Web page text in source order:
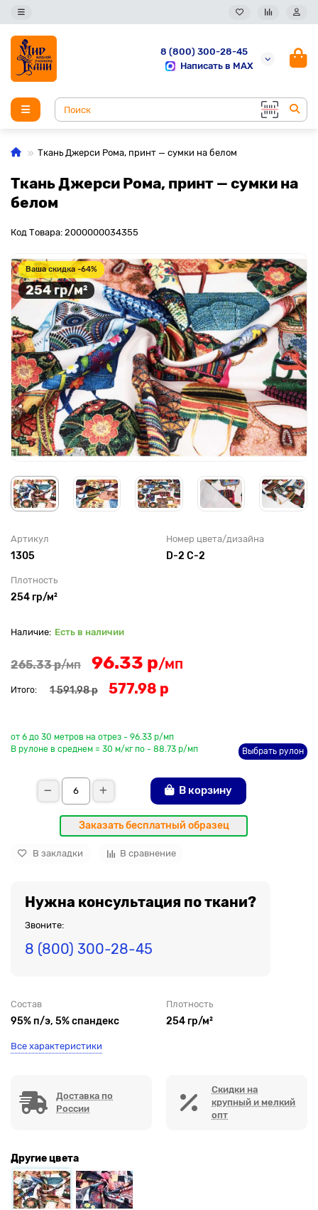
8 (800) 300-28-45
Написать в MAX
Ткань Джерси Рома, принт — сумки на белом
Ткань Джерси Рома, принт — сумки на
белом
Код Товара: 2000000034355
Ваша скидка -64%
254 гр/м²
Артикул
1305
Номер цвета/дизайна
D-2 C-2
Плотность
254 гр/м²
Есть в наличии
265.33 р/мп 96.33 р/мп
Итого: 1 591.98 р 577.98 р
от 6 до 30 метров на отрез - 96.33 р/мп
В рулоне в среднем = 30 м/кг по - 88.73 р/мп
Выбрать рулон
В корзину
Заказать бесплатный образец
В закладки В сравнение
Нужна консультация по ткани?
Звоните:
8 (800) 300-28-45
Состав
95% п/э, 5% спандекс
Плотность
254 гр/м²
Все характеристики
Доставка по
России
Скидки на
крупный и мелкий
опт
Другие цвета